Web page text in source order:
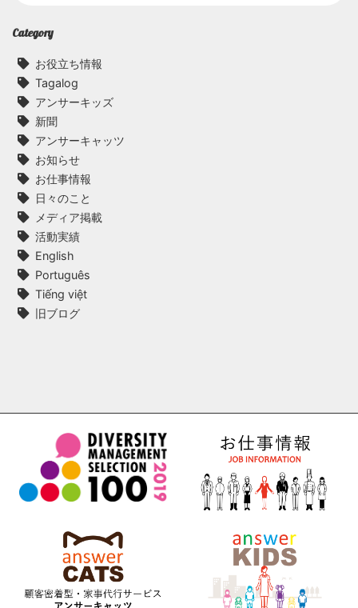
Category
お役立ち情報
Tagalog
アンサーキッズ
新聞
アンサーキャッツ
お知らせ
お仕事情報
日々のこと
メディア掲載
活動実績
English
Português
Tiếng việt
旧ブログ